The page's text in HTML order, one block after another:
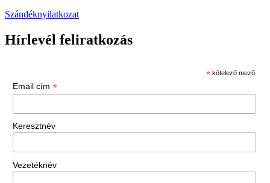
Szándéknyilatkozat
Hírlevél feliratkozás
* kötelező mező
Email cím *
Keresztnév
Vezetéknév